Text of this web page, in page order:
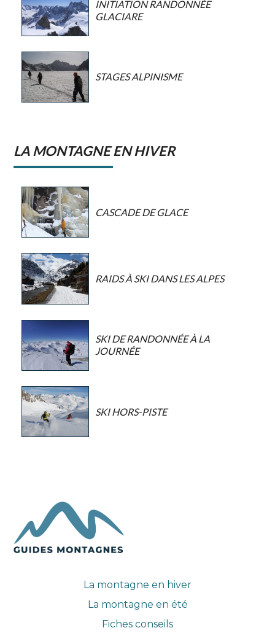
INITIATION RANDONNÉE
GLACIARE
STAGES ALPINISME
LA MONTAGNE EN HIVER
CASCADE DE GLACE
RAIDS À SKI DANS LES ALPES
SKI DE RANDONNÉE À LA
JOURNÉE
SKI HORS-PISTE
La montagne en hiver
La montagne en été
Fiches conseils